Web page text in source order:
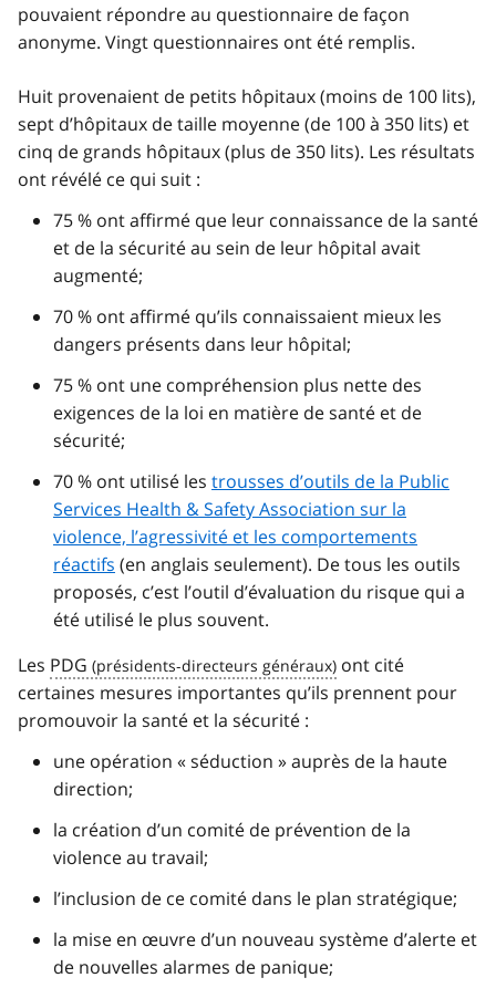
pouvaient répondre au questionnaire de façon
anonyme. Vingt questionnaires ont été remplis.
Huit provenaient de petits hôpitaux (moins de 100 lits),
sept d’hôpitaux de taille moyenne (de 100 à 350 lits) et
cinq de grands hôpitaux (plus de 350 lits). Les résultats
ont révélé ce qui suit :
75 % ont affirmé que leur connaissance de la santé
et de la sécurité au sein de leur hôpital avait
augmenté;
70 % ont affirmé qu’ils connaissaient mieux les
dangers présents dans leur hôpital;
75 % ont une compréhension plus nette des
exigences de la loi en matière de santé et de
sécurité;
70 % ont utilisé les trousses d’outils de la Public
Services Health & Safety Association sur la
violence, l’agressivité et les comportements
réactifs (en anglais seulement). De tous les outils
proposés, c’est l’outil d’évaluation du risque qui a
été utilisé le plus souvent.
Les PDG
ont cité
certaines mesures importantes qu’ils prennent pour
promouvoir la santé et la sécurité :
une opération « séduction » auprès de la haute
direction;
la création d’un comité de prévention de la
violence au travail;
l’inclusion de ce comité dans le plan stratégique;
la mise en œuvre d’un nouveau système d’alerte et
de nouvelles alarmes de panique;